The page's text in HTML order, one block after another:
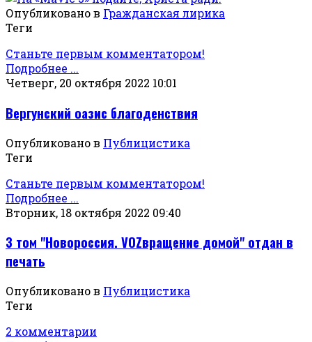
Опубликовано в Гражданская лирика
Теги
Станьте первым комментатором!
Подробнее ...
Четверг, 20 октября 2022 10:01
Вергунский оазис благоденствия
Опубликовано в Публицистика
Теги
Станьте первым комментатором!
Подробнее ...
Вторник, 18 октября 2022 09:40
3 том "Новороссия. VOZвращение домой" отдан в
печать
Опубликовано в Публицистика
Теги
2 комментарии